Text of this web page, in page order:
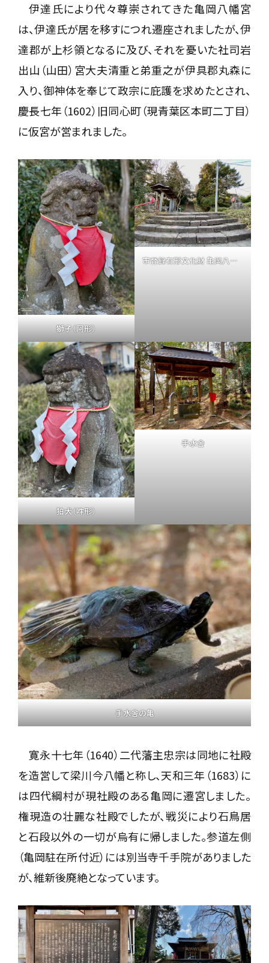
伊達氏により代々尊崇されてきた亀岡八幡宮
は、伊達氏が居を移すにつれ遷座されましたが、伊
達郡が上杉領となるに及び、それを憂いた社司岩
出山（山田）宮大夫清重と弟重之が伊具郡丸森に
入り、御神体を奉じて政宗に庇護を求めたとされ、
慶長七年（1602）旧同心町（現青葉区本町二丁目）
に仮宮が営まれました。
獅子（阿形）
市登録有形文化財 亀岡八幡宮石段
狛犬（吽形）
手水舎
手水舎の亀
寛永十七年（1640）二代藩主忠宗は同地に社殿
を造営して梁川今八幡と称し、天和三年（1683）に
は四代綱村が現社殿のある亀岡に遷宮しました。
権現造の壮麗な社殿でしたが、戦災により石鳥居
と石段以外の一切が烏有に帰しました。参道左側
（亀岡駐在所付近）には別当寺千手院がありました
が、維新後廃絶となっています。